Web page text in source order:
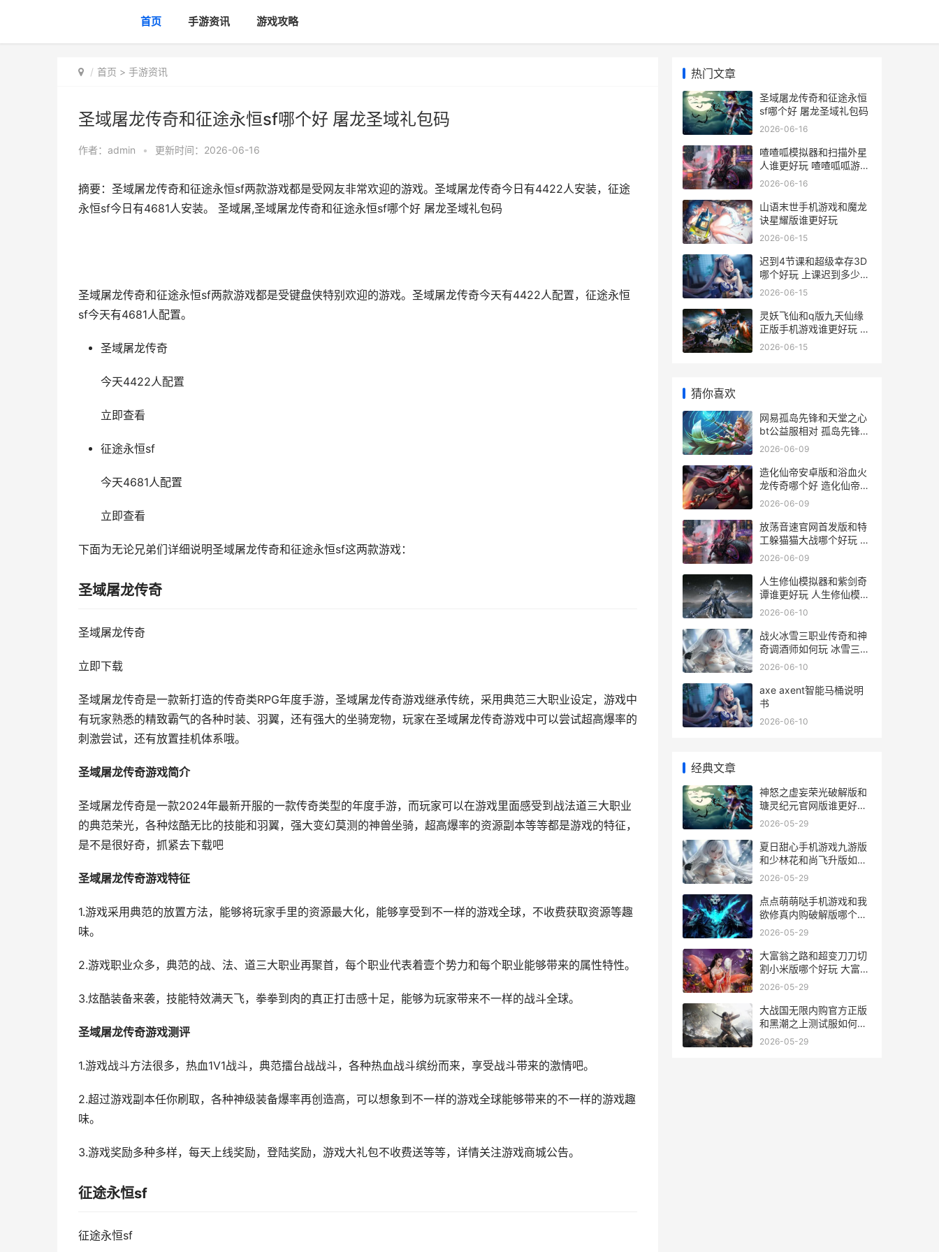
首页 手游资讯 游戏攻略
首页 > 手游资讯
圣域屠龙传奇和征途永恒sf哪个好 屠龙圣域礼包码
作者： admin • 更新时间：2026-06-16
摘要：圣域屠龙传奇和征途永恒sf两款游戏都是受网友非常欢迎的游戏。圣域屠龙传奇今日有4422人安装，征途
永恒sf今日有4681人安装。 圣域屠,圣域屠龙传奇和征途永恒sf哪个好 屠龙圣域礼包码
圣域屠龙传奇和征途永恒sf两款游戏都是受键盘侠特别欢迎的游戏。圣域屠龙传奇今天有4422人配置，征途永恒
sf今天有4681人配置。
圣域屠龙传奇
今天4422人配置
立即查看
征途永恒sf
今天4681人配置
立即查看
下面为无论兄弟们详细说明圣域屠龙传奇和征途永恒sf这两款游戏：
圣域屠龙传奇
圣域屠龙传奇
立即下载
圣域屠龙传奇是一款新打造的传奇类RPG年度手游，圣域屠龙传奇游戏继承传统，采用典范三大职业设定，游戏中
有玩家熟悉的精致霸气的各种时装、羽翼，还有强大的坐骑宠物，玩家在圣域屠龙传奇游戏中可以尝试超高爆率的
刺激尝试，还有放置挂机体系哦。
圣域屠龙传奇游戏简介
圣域屠龙传奇是一款2024年最新开服的一款传奇类型的年度手游，而玩家可以在游戏里面感受到战法道三大职业
的典范荣光，各种炫酷无比的技能和羽翼，强大变幻莫测的神兽坐骑，超高爆率的资源副本等等都是游戏的特征，
是不是很好奇，抓紧去下载吧
圣域屠龙传奇游戏特征
1.游戏采用典范的放置方法，能够将玩家手里的资源最大化，能够享受到不一样的游戏全球，不收费获取资源等趣
味。
2.游戏职业众多，典范的战、法、道三大职业再聚首，每个职业代表着壹个势力和每个职业能够带来的属性特性。
3.炫酷装备来袭，技能特效满天飞，拳拳到肉的真正打击感十足，能够为玩家带来不一样的战斗全球。
圣域屠龙传奇游戏测评
1.游戏战斗方法很多，热血1V1战斗，典范擂台战战斗，各种热血战斗缤纷而来，享受战斗带来的激情吧。
2.超过游戏副本任你刷取，各种神级装备爆率再创造高，可以想象到不一样的游戏全球能够带来的不一样的游戏趣
味。
3.游戏奖励多种多样，每天上线奖励，登陆奖励，游戏大礼包不收费送等等，详情关注游戏商城公告。
征途永恒sf
征途永恒sf
热门文章
圣域屠龙传奇和征途永恒
sf哪个好 屠龙圣域礼包码
2026-06-16
喳喳呱模拟器和扫描外星
人谁更好玩 喳喳呱呱游戏
解说
2026-06-16
山语末世手机游戏和魔龙
诀星耀版谁更好玩
2026-06-15
迟到4节课和超级幸存3D
哪个好玩 上课迟到多少分
钟算旷课
2026-06-15
灵妖飞仙和q版九天仙缘
正版手机游戏谁更好玩 灵
妖鉴怎么搭配
2026-06-15
猜你喜欢
网易孤岛先锋和天堂之心
bt公益服相对 孤岛先锋网
易官方下载
2026-06-09
造化仙帝安卓版和浴血火
龙传奇哪个好 造化仙帝免
费
2026-06-09
放荡音速官网首发版和特
工躲猫猫大战哪个好玩 放
荡歌词
2026-06-09
人生修仙模拟器和紫剑奇
谭谁更好玩 人生修仙模拟
器网页版
2026-06-10
战火冰雪三职业传奇和神
奇调酒师如何玩 冰雪三职
业战士带什么装备
2026-06-10
axe axent智能马桶说明
书
2026-06-10
经典文章
神怒之虚妄荣光破解版和
瑭灵纪元官网版谁更好玩
神怒系列
2026-05-29
夏日甜心手机游戏九游版
和少林花和尚飞升版如何
玩 夏日甜心攻略
2026-05-29
点点萌萌哒手机游戏和我
欲修真内购破解版哪个好
萌猫点点消是真的吗
2026-05-29
大富翁之路和超变刀刀切
割小米版哪个好玩 大富翁
之路游戏攻略
2026-05-29
大战国无限内购官方正版
和黑潮之上测试服如何玩
大国战无限元宝
2026-05-29